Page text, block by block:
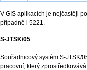
V GIS aplikacích je nejčastěji
případně i 5221.
S-JTSK/05
Souřadnicový systém S-JTSK/
pracovní, který